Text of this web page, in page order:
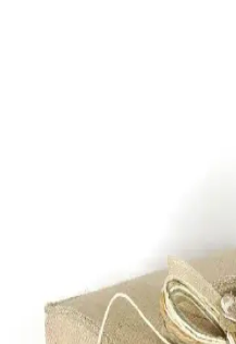
Hangi Ürün Daha
Nacarev ve Serstil hurçları,
Her iki ürünün özellikleri,
yorumlarıyla en uygun